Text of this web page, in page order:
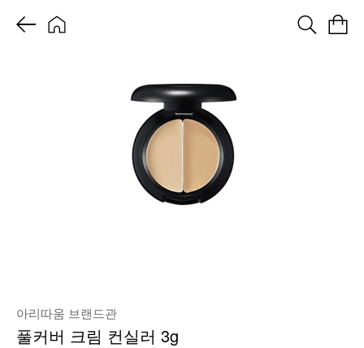
아리따움 브랜드관
풀커버 크림 컨실러 3g